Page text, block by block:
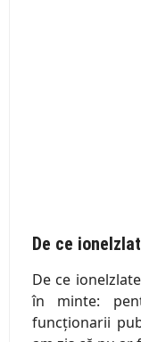
De ce
De ce
în minte:
funcționarii